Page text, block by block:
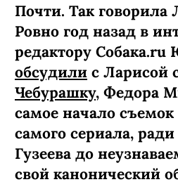
Почти. Так говорила
Ровно год назад в
редактору
обсудили с Ларисой
Чебурашку, Федора
самое начало
самого сериала, ради
Гузеева до
свой канонический